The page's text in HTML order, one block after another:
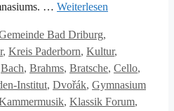
… Weiterlesen
Bad Driburg,
, Kreis Paderborn, Kultur,
Schlagwörter
Bach, Brahms, Bratsche, Cello,
Institut, Dvořák, Gymnasium
, Klassik Forum,